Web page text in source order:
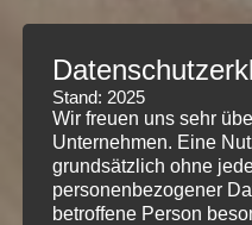
Stand: 2025
Wir freuen uns sehr
Unternehmen. Eine
grundsätzlich ohne
personenbezogener
betroffene Person